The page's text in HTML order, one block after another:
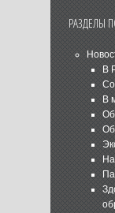
РАЗДЕЛЫ
В
В